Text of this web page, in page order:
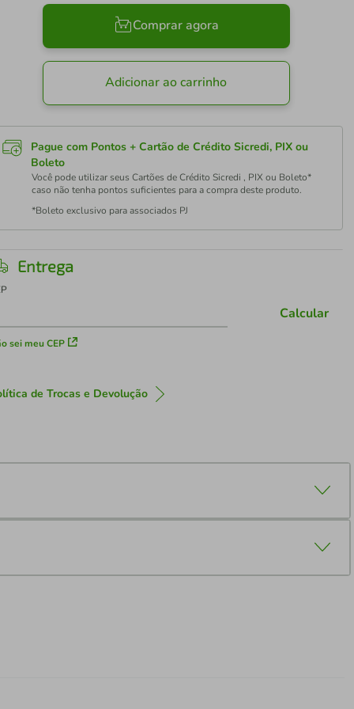
Comprar agora
Adicionar ao carrinho
Pague com Pontos + Cartão de Crédito Sicredi, PIX ou
Boleto
Você pode utilizar seus Cartões de Crédito Sicredi , PIX ou Boleto*
caso não tenha pontos suficientes para a compra deste produto.
*Boleto exclusivo para associados PJ
Entrega
sei meu CEP
Calcular
de Trocas e Devolução